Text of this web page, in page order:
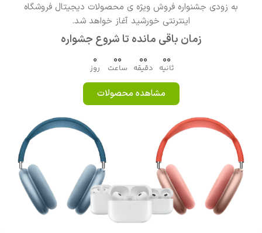
به زودی جشنواره فروش ویژه ی محصولات دیجیتال فروشگاه
اینترنتی خورشید آغاز خواهد شد.
زمان باقی مانده تا شروع جشواره
0
روز
00
ساعت
00
دقیقه
00
ثانیه
مشاهده محصولات